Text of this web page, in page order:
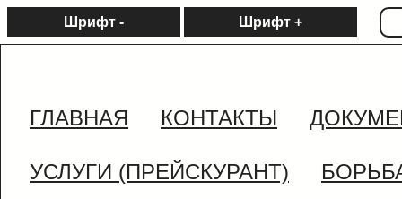
Шрифт - Шрифт +
ГЛАВНАЯ КОНТАКТЫ
УСЛУГИ (ПРЕЙСКУРАНТ)